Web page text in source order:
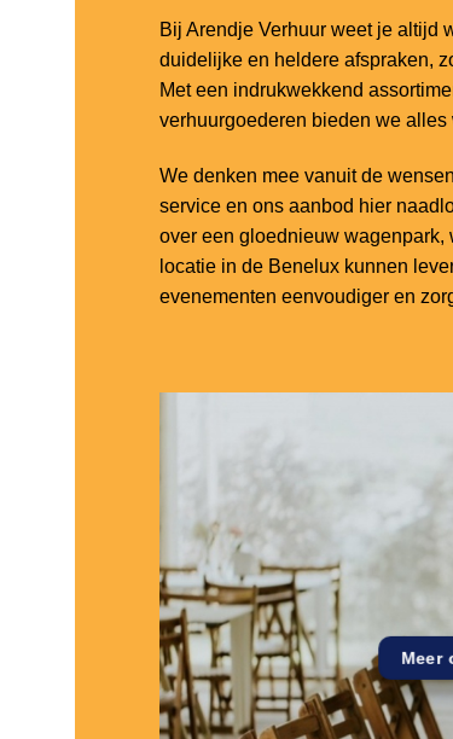
Bij Arendje Verhuur weet je altijd
duidelijke en heldere afspraken,
Met een indrukwekkend
verhuurgoederen bieden we
We denken mee vanuit de
service en ons aanbod hier
over een gloednieuw
locatie in de Benelux kunnen
evenementen eenvoudiger en
Meer